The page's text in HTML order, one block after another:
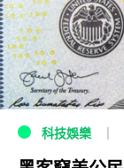
科技娛樂